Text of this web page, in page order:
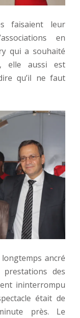
faisaient leur
en
qui a souhaité
elle aussi est
qu’il ne faut
ancré
des
ininterrompu
était de
près. Le